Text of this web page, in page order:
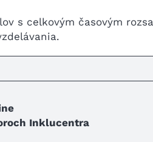
s celkovým časovým
Inklucentra